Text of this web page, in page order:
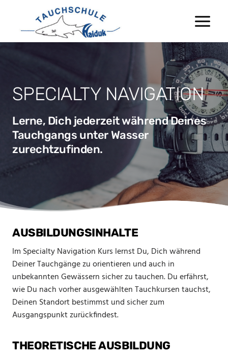
springen
SPECIALTY NAVIGATION
Lerne, Dich jederzeit während Deines
Tauchgangs unter Wasser
zurechtzufinden.
AUSBILDUNGSINHALTE
Im Specialty Navigation Kurs lernst Du, Dich während
Deiner Tauchgänge zu orientieren und auch in
unbekannten Gewässern sicher zu tauchen. Du erfährst,
wie Du nach vorher ausgewählten Tauchkursen tauchst,
Deinen Standort bestimmst und sicher zum
Ausgangspunkt zurückfindest.
THEORETISCHE AUSBILDUNG